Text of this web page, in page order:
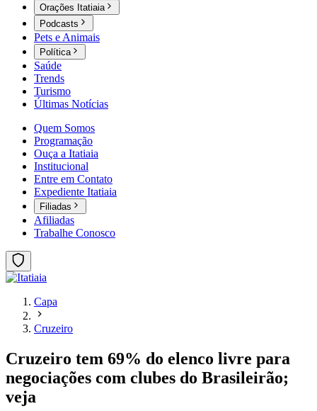
Orações Itatiaia
Podcasts
Pets e Animais
Política
Saúde
Trends
Turismo
Últimas Notícias
Quem Somos
Programação
Ouça a Itatiaia
Institucional
Entre em Contato
Expediente Itatiaia
Filiadas
Afiliadas
Trabalhe Conosco
Capa
Cruzeiro
Cruzeiro tem 69% do elenco livre para
negociações com clubes do Brasileirão;
veja